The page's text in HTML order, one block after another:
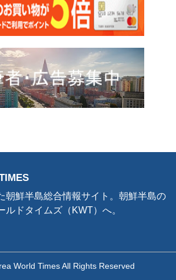
朝鮮半島総合情報サイト。朝鮮半島の
ルドタイムズ（KWT）へ。
World Times All Rights Reserved